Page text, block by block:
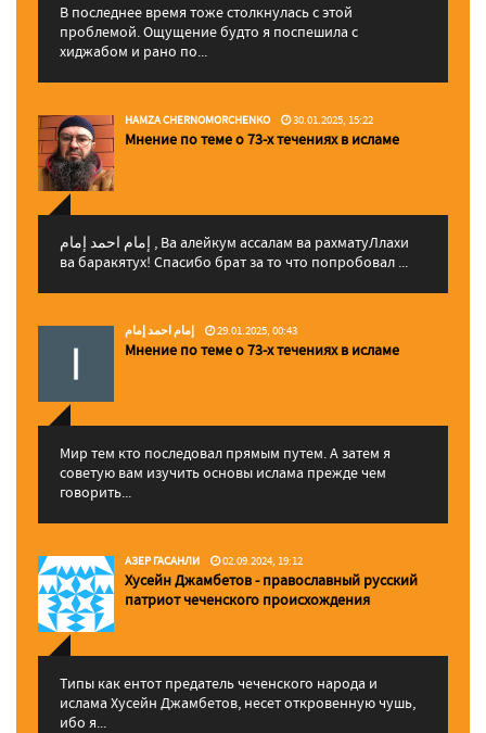
В последнее время тоже столкнулась с этой
проблемой. Ощущение будто я поспешила с
хиджабом и рано по...
HAMZA CHERNOMORCHENKO 30.01.2025, 15:22
Мнение по теме о 73-х течениях в исламе
إمام احمد إمام , Ва алейкум ассалам ва рахматуЛлахи
ва баракятух! Спасибо брат за то что попробовал ...
إمام احمد إمام 29.01.2025, 00:43
Мнение по теме о 73-х течениях в исламе
Мир тем кто последовал прямым путем. А затем я
советую вам изучить основы ислама прежде чем
говорить...
АЗЕР ГАСАНЛИ 02.09.2024, 19:12
Хусейн Джамбетов - православный русский
патриот чеченского происхождения
Типы как ентот предатель чеченского народа и
ислама Хусейн Джамбетов, несет откровенную чушь,
ибо я...